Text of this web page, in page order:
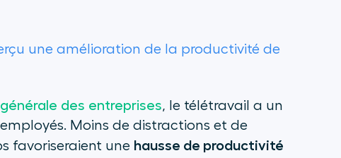
une amélioration de la productivité de
des entreprises, le télétravail a un
Moins de distractions et de
favoriseraient une hausse de productivité